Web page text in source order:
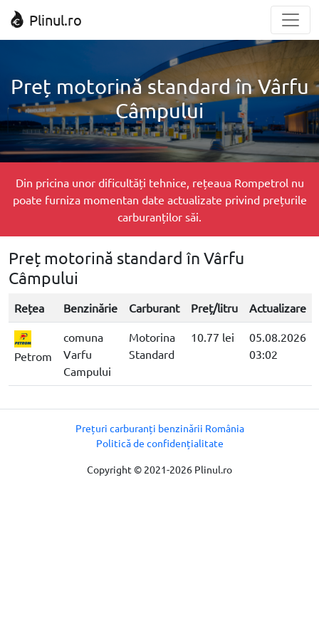
Plinul.ro
Preț motorină standard în Vârfu
Câmpului
Din pricina unor dificultăți tehnice, rețeaua Rompetrol nu
poate furniza momentan date actualizate privind prețurile
carburanților săi.
Preț motorină standard în Vârfu
Câmpului
Rețea Benzinărie Carburant Preț/litru Actualizare
Petrom
comuna
Varfu
Campului
Motorina
Standard
10.77 lei
05.08.2026
03:02
Copyright © 2021-2026 Plinul.ro
Prețuri carburanți benzinării România
Politică de confidențialitate